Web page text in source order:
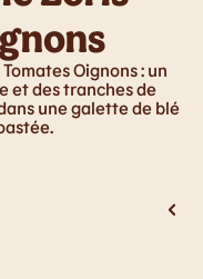
Oignons : un
et des tranches de
une galette de blé